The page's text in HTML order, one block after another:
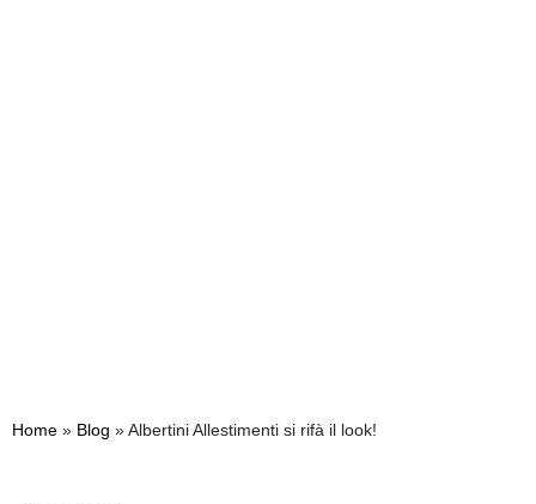
Home » Blog » Albertini Allestimenti si rifà il look!